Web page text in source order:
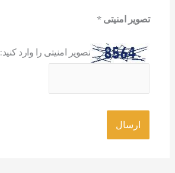
تصویر امنیتی*
تصویر امنیتی را وارد کنید: